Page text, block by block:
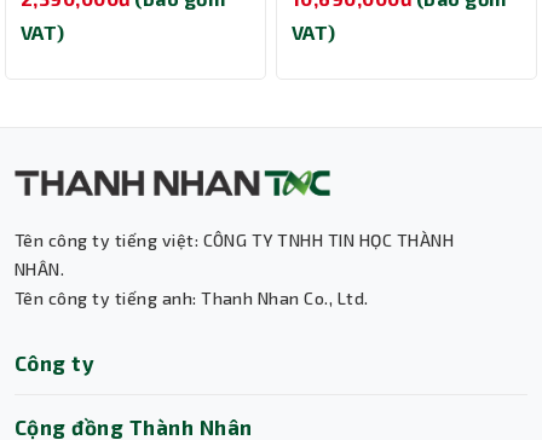
2W x 2 Speakers)
VAT)
VAT)
Tên công ty tiếng việt: CÔNG TY TNHH TIN HỌC THÀNH
NHÂN.
Tên công ty tiếng anh: Thanh Nhan Co., Ltd.
Công ty
Cộng đồng Thành Nhân
Trợ lý AI • Phản hồi tức thì